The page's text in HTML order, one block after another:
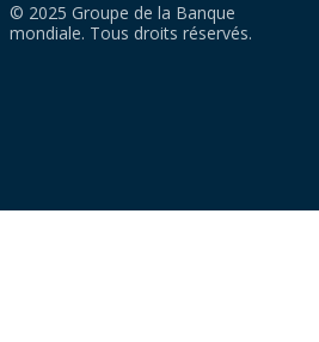
© 2025 Groupe de la Banque
mondiale. Tous droits réservés.